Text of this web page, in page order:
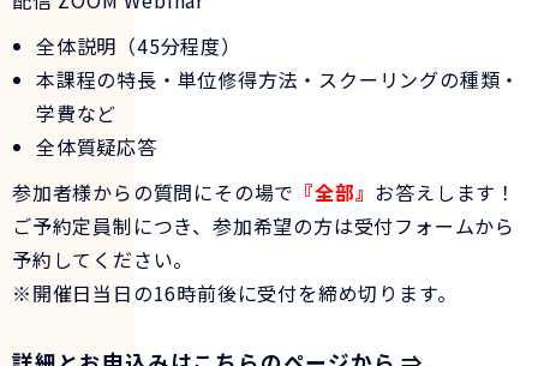
全体説明（45分程度）
本課程の特長・単位修得方法・スクーリングの種類・
学費など
全体質疑応答
参加者様からの質問にその場で 『全部』 お答えします！
ご予約定員制につき、参加希望の方は受付フォームから
予約してください。
※開催日当日の16時前後に受付を締め切ります。